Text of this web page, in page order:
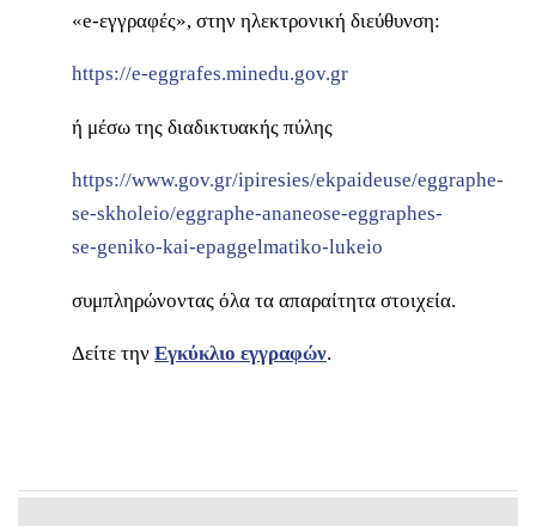
«e-εγγραφές», στην ηλεκτρονική διεύθυνση:
https://e-eggrafes.minedu.gov.gr
ή μέσω της διαδικτυακής πύλης
https://www.gov.gr/ipiresies/ekpaideuse/eggraphe-
se-skholeio/eggraphe-ananeose-eggraphes-
se-geniko-kai-epaggelmatiko-lukeio
συμπληρώνοντας όλα τα απαραίτητα στοιχεία.
Δείτε την Εγκύκλιο εγγραφών.